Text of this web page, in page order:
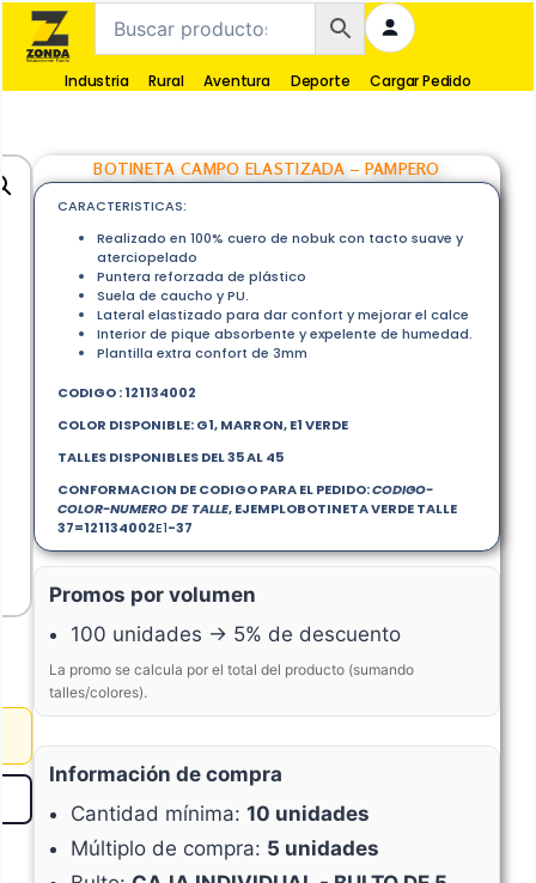
Industria Rural Aventura Deporte Cargar Pedido
BOTINETA CAMPO ELASTIZADA – PAMPERO
CARACTERISTICAS:
Realizado en 100% cuero de nobuk con tacto suave y
aterciopelado
Puntera reforzada de plástico
Suela de caucho y PU.
Lateral elastizado para dar confort y mejorar el calce
Interior de pique absorbente y expelente de humedad.
Plantilla extra confort de 3mm
CODIGO : 121134002
COLOR DISPONIBLE: G1, MARRON, E1 VERDE
TALLES DISPONIBLES DEL 35 AL 45
CONFORMACION DE CODIGO PARA EL PEDIDO:CODIGO-
COLOR-NUMERO DE TALLE, EJEMPLOBOTINETA VERDE TALLE
37=121134002E1-37
Promos por volumen
100 unidades → 5% de descuento
La promo se calcula por el total del producto (sumando
talles/colores).
Información de compra
Cantidad mínima: 10 unidades
Múltiplo de compra: 5 unidades